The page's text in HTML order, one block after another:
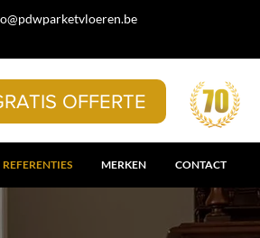
OFFERTE
REFERENTIES MERKEN CONTACT